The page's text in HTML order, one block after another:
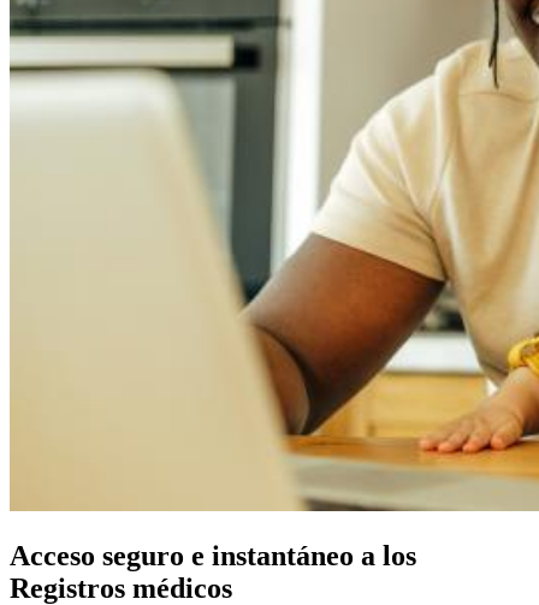
Acceso seguro e instantáneo a los
Registros médicos